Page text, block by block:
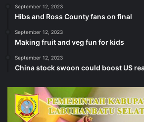
September 12, 2023
Hibs and Ross County fans on final
September 12, 2023
Making fruit and veg fun for kids
September 12, 2023
China stock swoon could boost US